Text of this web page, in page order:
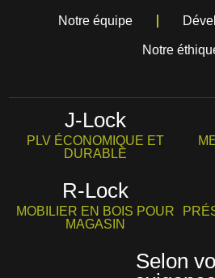
Notre équipe
Notre
J-Lock
PLV ÉCONOMIQUE ET
DURABLE
R-Lock
MOBILIER EN BOIS POUR
MAGASIN
Selon